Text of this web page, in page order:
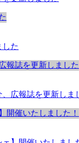
した
広報誌を更新しま